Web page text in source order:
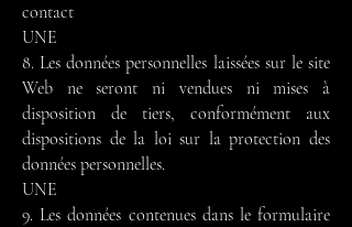
contact
UNE
8. Les données personnelles laissées sur le site
Web ne seront ni vendues ni mises à
disposition de tiers, conformément aux
dispositions de la loi sur la protection des
données personnelles.
UNE
9. Les données contenues dans le formulaire